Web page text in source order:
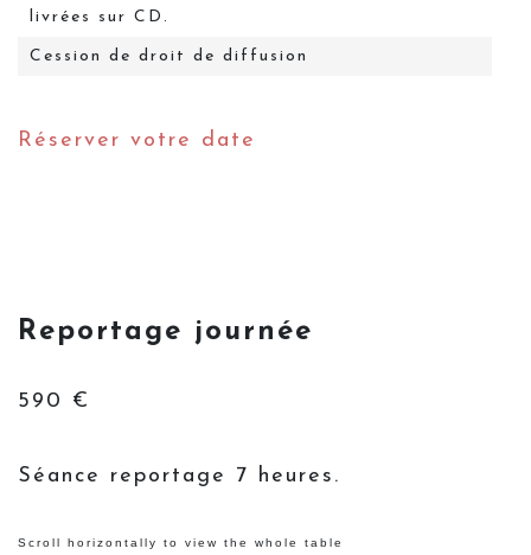
livrées sur CD.
Cession de droit de diffusion
Réserver votre date
Reportage journée
590 €
Séance reportage 7 heures.